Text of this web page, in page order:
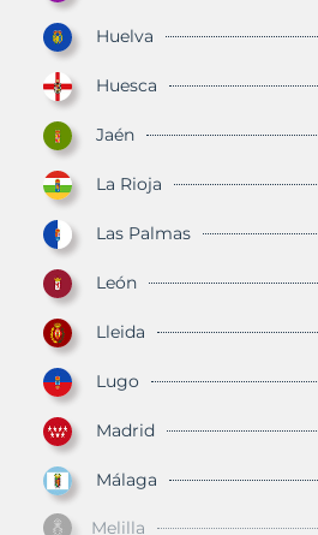
Huelva
Huesca
Jaén
La Rioja
Las Palmas
León
Lleida
Lugo
Madrid
Málaga
Melilla